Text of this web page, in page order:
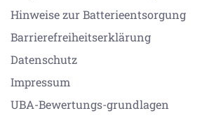
Hinweise zur Batterieentsorgung
Barrierefreiheitserklärung
Datenschutz
Impressum
UBA-Bewertungs-grundlagen